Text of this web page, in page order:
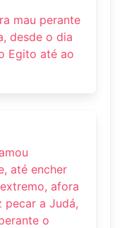
mau perante
desde o dia
Egito até ao
até encher
afora
pecar a Judá,
o